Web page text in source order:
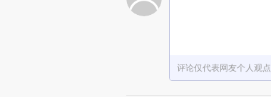
评论仅代表网友个人观